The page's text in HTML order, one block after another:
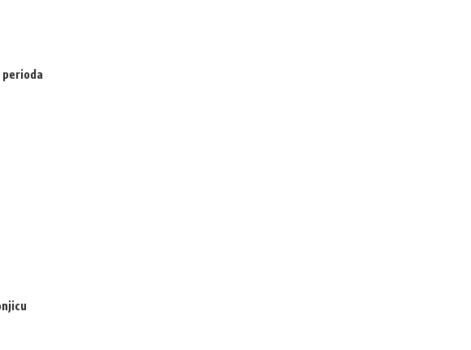
perioda